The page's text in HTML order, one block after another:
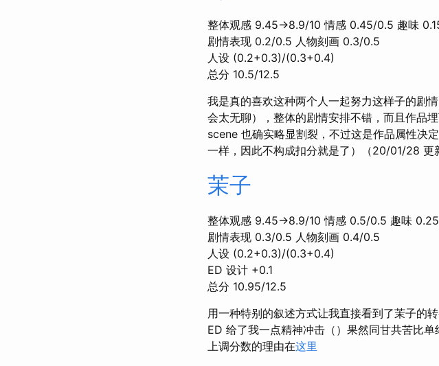
整体观感 9.45→8.9/10 情感 0.45/0.5 趣味
剧情表现 0.2/0.5 人物刻画 0.3/0.5
人设 (0.2+0.3)/(0.3+0.4)
总分 10.5/12.5
我是真的喜欢这种两个人一起努力这样子的剧
会太无聊），整体的剧情安排不错，而且作品
scene 也确实略显割裂，不过这是作品属性决
一样，因此不构成扣分就是了）（20/01/28 更
茉子
整体观感 9.45→8.9/10 情感 0.5/0.5 趣味
剧情表现 0.3/0.5 人物刻画 0.4/0.5
人设 (0.2+0.3)/(0.3+0.4)
ED 设计 +0.1
总分 10.95/12.5
用一种特别的叙述方式让我直接看到了茉子的
ED 给了我一点精神冲击（）果然同甘共苦比单
上调分数的理由在这里